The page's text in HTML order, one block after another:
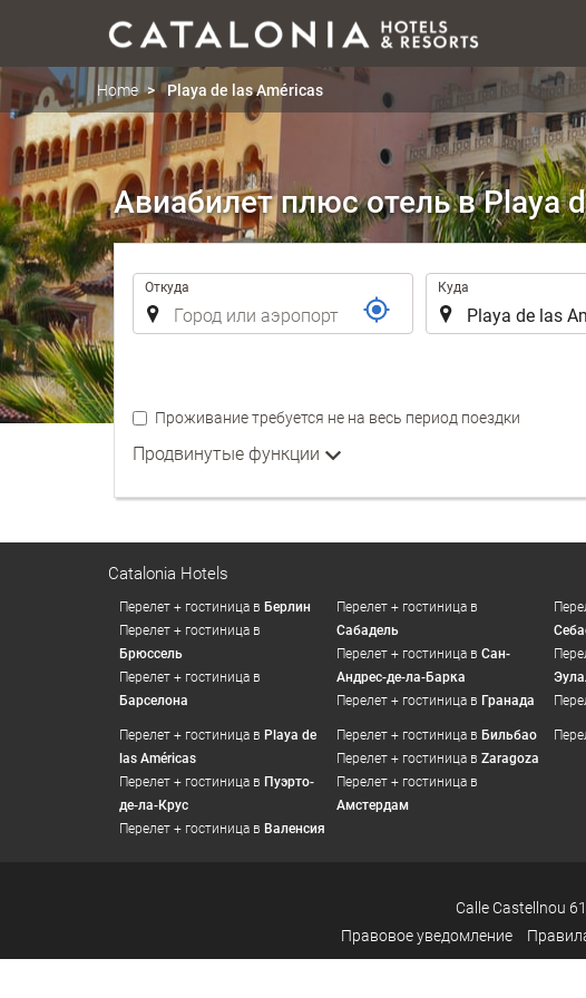
Home Playa de las Américas
Авиабилет плюс отель в Playa
Маршрут
Откуда Куда
Проживание требуется не на весь период поездки
Продвинутые функции
Catalonia Hotels
Перелет + гостиница в Берлин
Перелет + гостиница в
Брюссель
Перелет + гостиница в
Барселона
Перелет + гостиница в
Сабадель
Перелет + гостиница в Сан-
Андрес-де-ла-Барка
Перелет + гостиница в Гранада
Перелет + гостиница в Playa de
las Américas
Перелет + гостиница в Пуэрто-
де-ла-Крус
Перелет + гостиница в Валенсия
Перелет + гостиница в Бильбао
Перелет + гостиница в Zaragoza
Перелет + гостиница в
Амстердам
Calle Castellnou
Правовое уведомление